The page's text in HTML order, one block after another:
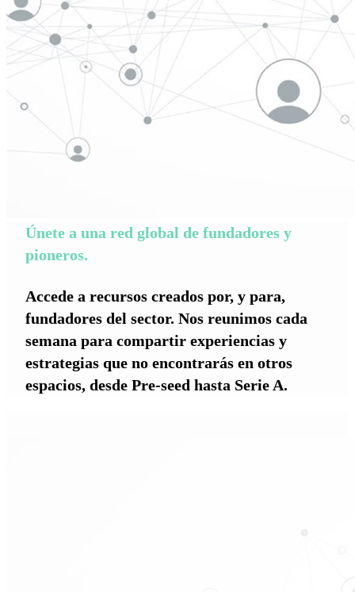
Únete a una red global de fundadores y
pioneros.
Accede a recursos creados por, y para,
fundadores del sector. Nos reunimos cada
semana para compartir experiencias y
estrategias que no encontrarás en otros
espacios, desde Pre-seed hasta Serie A.